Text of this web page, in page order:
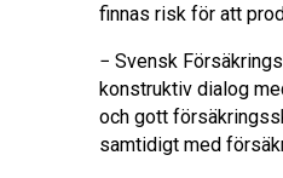
finnas risk för att
− Svensk
konstruktiv dialog
och gott
samtidigt med